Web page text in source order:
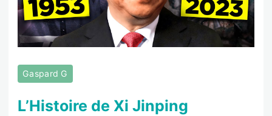
Gaspard G
L’Histoire de Xi Jinping